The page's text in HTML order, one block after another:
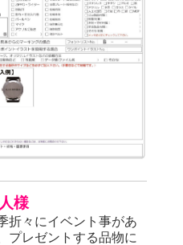
様
折々にイベント事があ
プレゼントする品物に